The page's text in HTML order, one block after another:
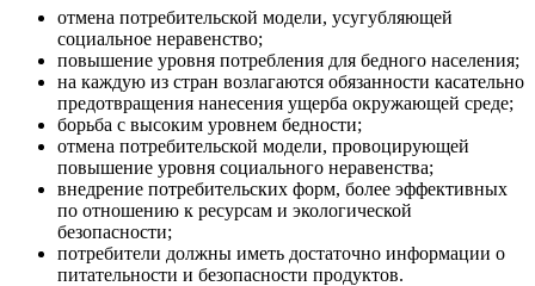
отмена потребительской модели, усугубляющей
социальное неравенство;
повышение уровня потребления для бедного населения;
на каждую из стран возлагаются обязанности касательно
предотвращения нанесения ущерба окружающей среде;
борьба с высоким уровнем бедности;
отмена потребительской модели, провоцирующей
повышение уровня социального неравенства;
внедрение потребительских форм, более эффективных
по отношению к ресурсам и экологической
безопасности;
потребители должны иметь достаточно информации о
питательности и безопасности продуктов.